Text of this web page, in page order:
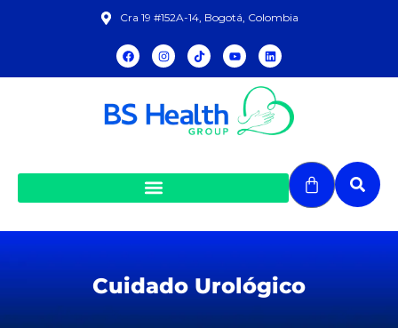
Cra 19 #152A-14, Bogotá, Colombia
Cuidado Urológico